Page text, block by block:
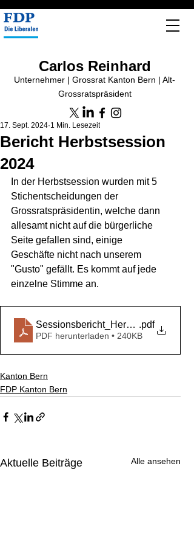
Carlos Reinhard
Unternehmer | Grossrat Kanton Bern | Alt-
Grossratspräsident
Bericht Herbstsession
2024
17. Sept. 2024 1 Min. Lesezeit
In der Herbstsession wurden mit 5
Stichentscheidungen der
Grossratspräsidentin, welche dann
allesamt nicht auf die bürgerliche
Seite gefallen sind, einige
Geschäfte nicht nach unserem
"Gusto" gefällt. Es kommt auf jede
einzelne Stimme an.
Sessionsbericht_Herbstsession 2024
.pdf
PDF herunterladen • 240KB
Kanton Bern
FDP Kanton Bern
Aktuelle Beiträge Alle ansehen